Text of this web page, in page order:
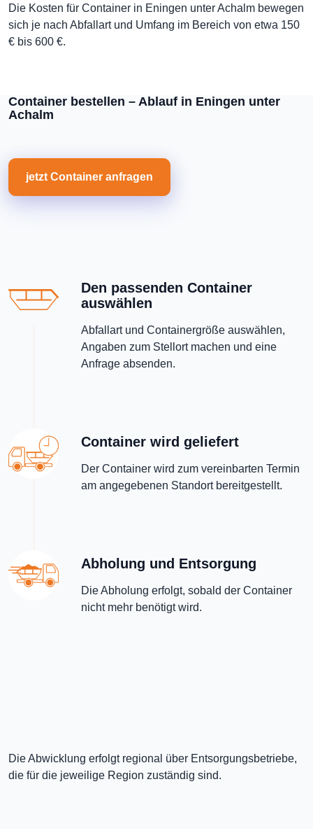
Die Kosten für Container in Eningen unter Achalm bewegen
sich je nach Abfallart und Umfang im Bereich von etwa 150
€ bis 600 €.
Container bestellen – Ablauf in Eningen unter
Achalm
jetzt Container anfragen
Den passenden Container
auswählen
Abfallart und Containergröße auswählen,
Angaben zum Stellort machen und eine
Anfrage absenden.
Container wird geliefert
Der Container wird zum vereinbarten Termin
am angegebenen Standort bereitgestellt.
Abholung und Entsorgung
Die Abholung erfolgt, sobald der Container
nicht mehr benötigt wird.
Die Abwicklung erfolgt regional über Entsorgungsbetriebe,
die für die jeweilige Region zuständig sind.